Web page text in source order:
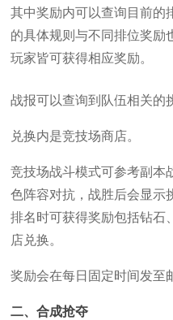
其中奖励内可以查询目前的
的具体规则与不同排位奖励
玩家皆可获得相应奖励。
战报可以查询到队伍相关的
兑换内是竞技场商店。
竞技场战斗模式可参考副本
色阵容对抗，战胜后会显示
排名时可获得奖励包括钻石
店兑换。
奖励会在每日固定时间发至
二、合成抢夺